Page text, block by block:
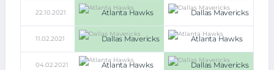
22.10.2021 Atlanta Hawks Dallas Mavericks
11.02.2021 Dallas Mavericks Atlanta Hawks
04.02.2021 Atlanta Hawks Dallas Mavericks